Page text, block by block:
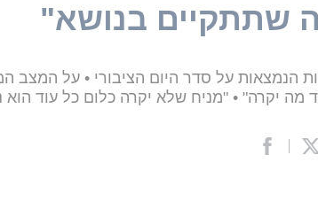
שתתקיים בנושא"
הנמצאות על סדר היום הציבורי • על
מה יקרה" • "מניח שלא יקרה כלום כל עוד הוא